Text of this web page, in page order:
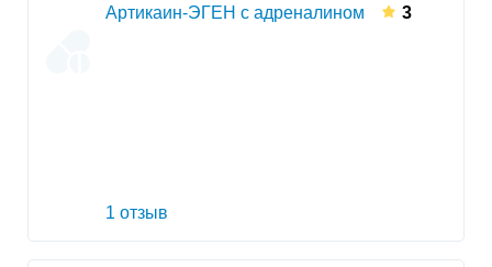
Артикаин-ЭГЕН с адреналином 3
1 отзыв